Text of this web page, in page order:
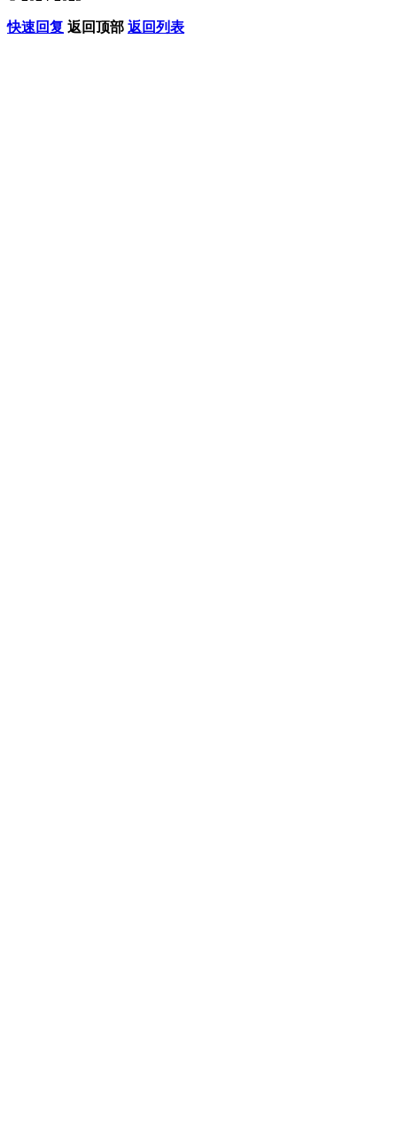
快速回复 返回顶部 返回列表